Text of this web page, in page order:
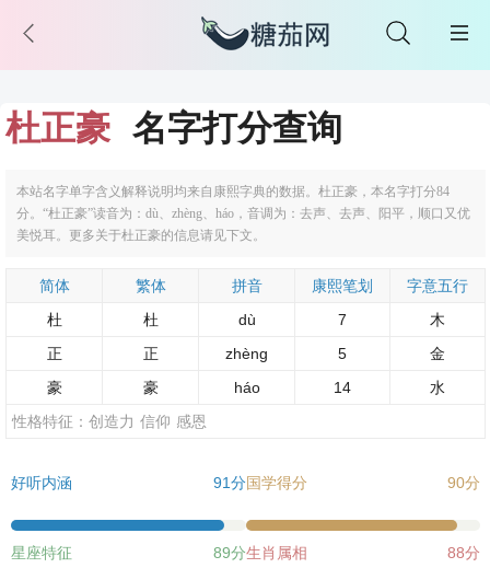
杜正豪 名字打分查询
本站名字单字含义解释说明均来自康熙字典的数据。杜正豪，本名字打分84
分。“杜正豪”读音为：dù、zhèng、háo，音调为：去声、去声、阳平，顺口又优
美悦耳。更多关于杜正豪的信息请见下文。
简体 繁体 拼音 康熙笔划
字意五行
杜
杜 dù 7
木
正
正 zhèng 5
金
豪
豪 háo 14
水
性格特征： 创造力 信仰 感恩
好听内涵 91分国学得分 90分
星座特征 89分生肖属相 88分